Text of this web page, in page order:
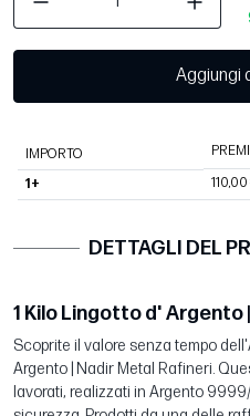
Aggiungi
IMPORTO
1+
DETTAGLI DEL
1 Kilo Lingotto d'
Scoprite il valore senza tempo
Argento | Nadir Metal Rafineri.
lavorati, realizzati in Argento